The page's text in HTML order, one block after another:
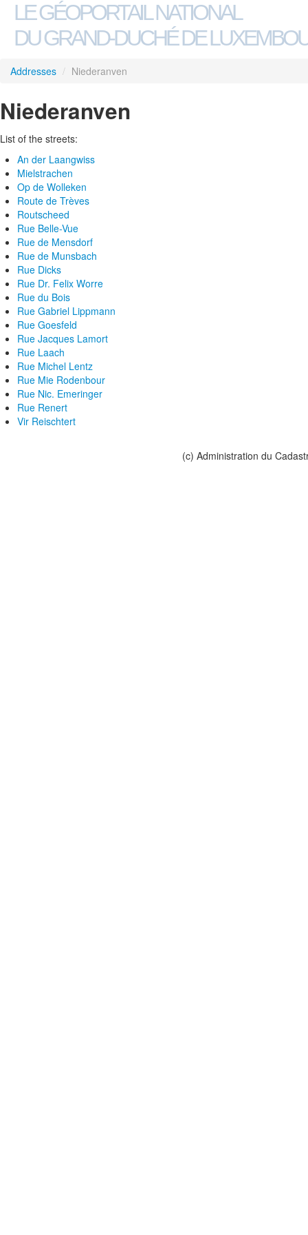
LE GÉOPORTAIL NATIONAL
DU GRAND-DUCHÉ DE
Addresses / Niederanven
Niederanven
List of the streets:
An der Laangwiss
Mielstrachen
Op de Wolleken
Route de Trèves
Routscheed
Rue Belle-Vue
Rue de Mensdorf
Rue de Munsbach
Rue Dicks
Rue Dr. Felix Worre
Rue du Bois
Rue Gabriel Lippmann
Rue Goesfeld
Rue Jacques Lamort
Rue Laach
Rue Michel Lentz
Rue Mie Rodenbour
Rue Nic. Emeringer
Rue Renert
Vir Reischtert
(c) Administration du